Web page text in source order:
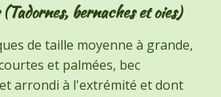
bernaches et oies)
de taille moyenne à grande,
et palmées, bec
arrondi à l'extrémité et dont